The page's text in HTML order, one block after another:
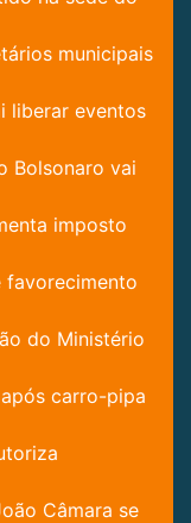
municipais
liberar eventos
Bolsonaro vai
imposto
favorecimento
do Ministério
carro-pipa
Câmara se